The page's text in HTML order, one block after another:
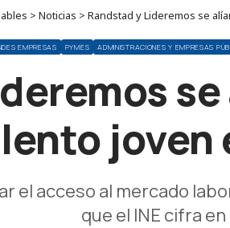
> Noticias > Randstad y Lideremos se
EMPRESAS PYMES ADMINISTRACIONES Y EMPRESAS
joven
el acceso al mercado
que el INE cifra en